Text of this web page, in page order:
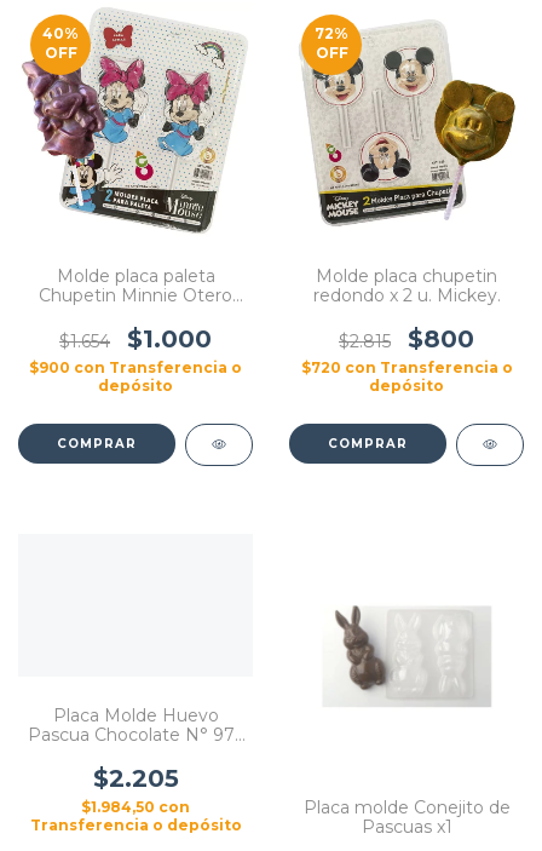
40%
OFF
Molde placa paleta
Chupetin Minnie Otero
$1.654
$1.000
$900 con Transferencia o
depósito
72%
OFF
Molde placa chupetin
redondo x 2 u. Mickey.
$2.815 $800
$720 con Transferencia o
depósito
Placa Molde Huevo
Pascua Chocolate N° 974
$2.205
$1.984,50 con
Transferencia o depósito
Placa molde Conejito de
Pascuas x1